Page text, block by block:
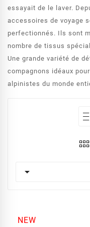
essayait de le laver.
accessoires de voyage
perfectionnés. Ils sont
nombre de tissus
Une grande variété de
compagnons idéaux
alpinistes du monde

NEW